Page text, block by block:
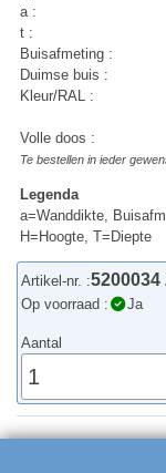
a :
t :
Buisafmeting :
Duimse buis :
Kleur/RAL :
Volle doos :
Te bestellen in ieder
Legenda
a=Wanddikte,
H=Hoogte, T=Diepte
Artikel-nr. :5200034
Op voorraad : Ja
Aantal